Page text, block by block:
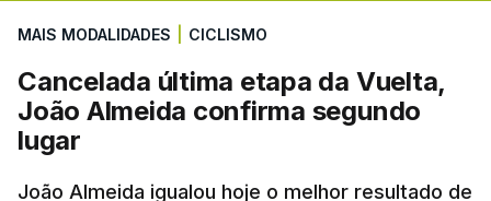
Cancelada última
MAIS MODALIDADES CICLISMO
Cancelada última etapa da Vuelta,
João Almeida confirma segundo
lugar
João Almeida igualou hoje o melhor resultado de